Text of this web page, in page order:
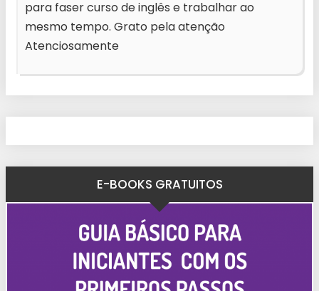
para faser curso de inglês e trabalhar ao
mesmo tempo. Grato pela atenção
Atenciosamente
E-BOOKS GRATUITOS